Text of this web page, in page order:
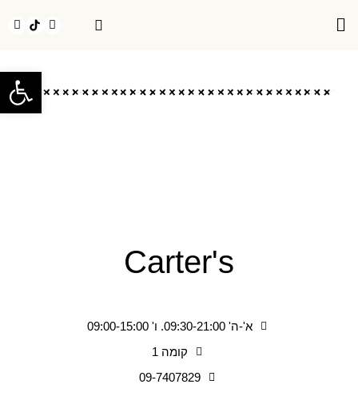
Carter's
א'-ה' 09:30-21:00. ו' 09:00-15:00
קומה 1
09-7407829